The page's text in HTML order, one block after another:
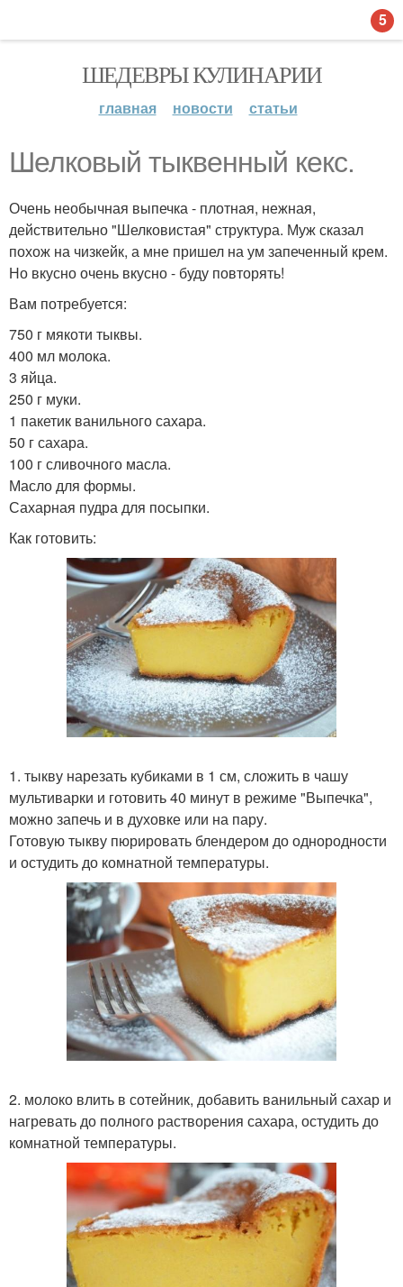
ШЕДЕВРЫ КУЛИНАРИИ
главная новости статьи
Шелковый тыквенный кекс.
Очень необычная выпечка - плотная, нежная,
действительно "Шелковистая" структура. Муж сказал
похож на чизкейк, а мне пришел на ум запеченный крем.
Но вкусно очень вкусно - буду повторять!
Вам потребуется:
750 г мякоти тыквы.
400 мл молока.
3 яйца.
250 г муки.
1 пакетик ванильного сахара.
50 г сахара.
100 г сливочного масла.
Масло для формы.
Сахарная пудра для посыпки.
Как готовить:
1. тыкву нарезать кубиками в 1 см, сложить в чашу
мультиварки и готовить 40 минут в режиме "Выпечка",
можно запечь и в духовке или на пару.
Готовую тыкву пюрировать блендером до однородности
и остудить до комнатной температуры.
2. молоко влить в сотейник, добавить ванильный сахар и
нагревать до полного растворения сахара, остудить до
комнатной температуры.
5